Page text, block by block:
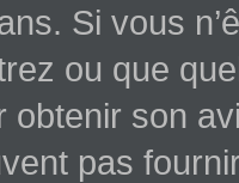
Si vous
ou que
obtenir son
pas